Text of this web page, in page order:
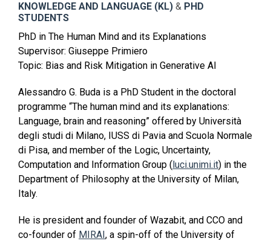
KNOWLEDGE AND LANGUAGE (KL) & PHD
STUDENTS
PhD in The Human Mind and its Explanations
Supervisor: Giuseppe Primiero
Topic: Bias and Risk Mitigation in Generative AI
Alessandro G. Buda is a PhD Student in the doctoral
programme “The human mind and its explanations:
Language, brain and reasoning” offered by Università
degli studi di Milano, IUSS di Pavia and Scuola Normale
di Pisa, and member of the Logic, Uncertainty,
Computation and Information Group (luci.unimi.it) in the
Department of Philosophy at the University of Milan,
Italy.
He is president and founder of Wazabit, and CCO and
co-founder of MIRAI, a spin-off of the University of